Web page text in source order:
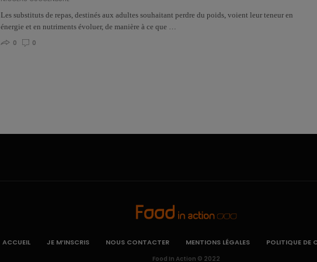
Les substituts de repas, destinés aux adultes souhaitant perdre du poids, voient leur teneur en
énergie et en nutriments évoluer, de manière à ce que …
0
0
ACCUEIL JE M’INSCRIS NOUS CONTACTER MENTIONS LÉGALES POLITIQUE DE
Food In Action © 2022